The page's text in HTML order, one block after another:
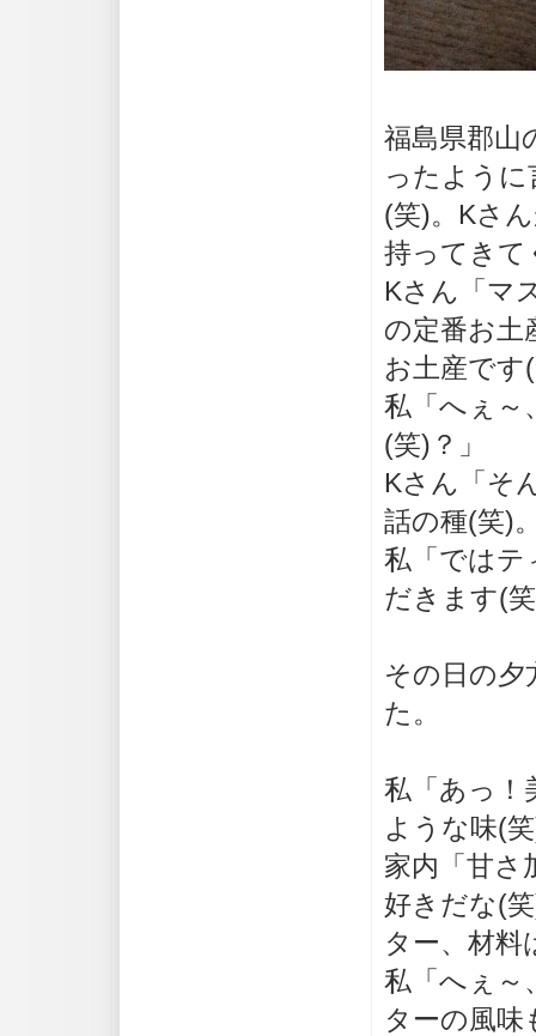
福島県郡山
ったよう
(笑)。Kさ
持ってきて
Kさん「マ
の定番お土
お土産です
私「へぇ～
(笑)？」
Kさん「そ
話の種(笑)
私「ではテ
だきます(
その日の夕
た。
私「あっ！
ような味(
家内「甘さ
好きだな(
ター、材料
私「へぇ
ターの風